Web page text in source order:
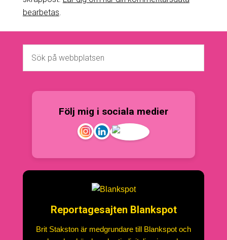
bearbetas
Följ mig i sociala medier
Reportagesajten Blankspot
Brit Stakston är medgrundare till Blankspot och